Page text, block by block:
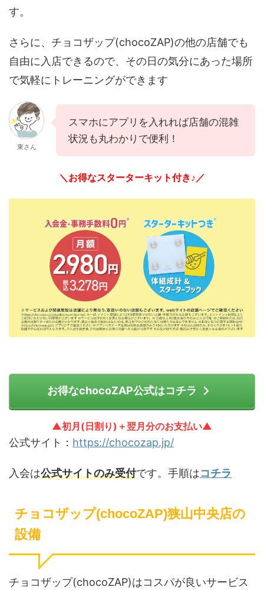
す。
さらに、チョコザップ(chocoZAP)の他の店舗でも
自由に入店できるので、その日の気分にあった場所
で気軽にトレーニングができます
東さん
スマホにアプリを入れれば店舗の混雑
状況も丸わかりで便利！
＼お得なスターターキット付き♪／
お得なchocoZAP公式はコチラ
▲初月(日割り)＋翌月分のお支払い▲
公式サイト： https://chocozap.jp/
入会は公式サイトのみ受付です。手順はコチラ
チョコザップ(chocoZAP)狭山中央店の
設備
チョコザップ(chocoZAP)はコスパが良いサービス